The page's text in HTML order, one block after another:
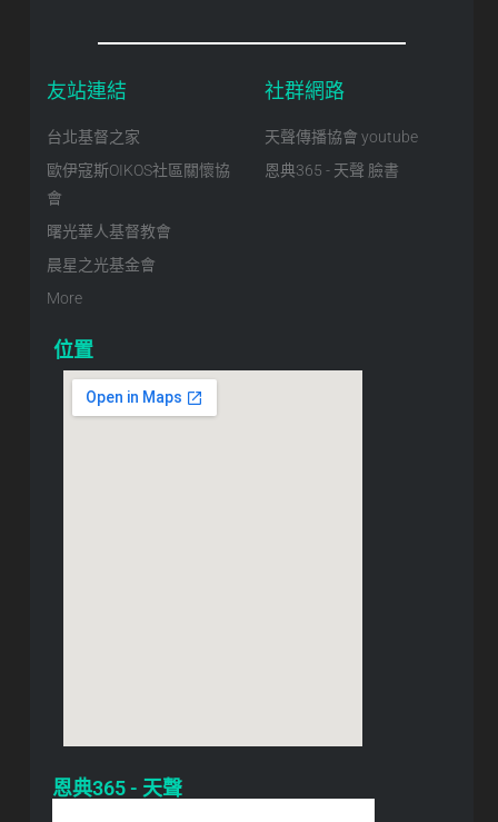
友站連結
台北基督之家
歐伊寇斯OIKOS社區關懷協
會
曙光華人基督教會
晨星之光基金會
More
社群網路
天聲傳播協會 youtube
恩典365 - 天聲 臉書
位置
恩典365 - 天聲